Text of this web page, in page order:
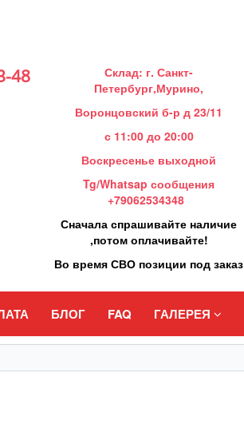
48
Склад: г. Санкт-
Петербург,Мурино,
Воронцовский б-р д 23/11
с 11:00 до 20:00
Воскресенье выходной
Tg/Whatsap сообщения
+79062534348
Сначала спрашивайте наличие
,потом оплачивайте!
Во время СВО позиции под заказ
БЛОГ FAQ ГАЛЕРЕЯ